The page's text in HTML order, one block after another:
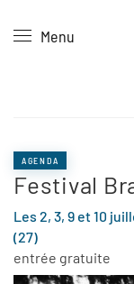
Skip to main
Menu
AGENDA
Festival
Les 2, 3, 9 et 10
(27)
entrée gratuite
Panneau de gestion